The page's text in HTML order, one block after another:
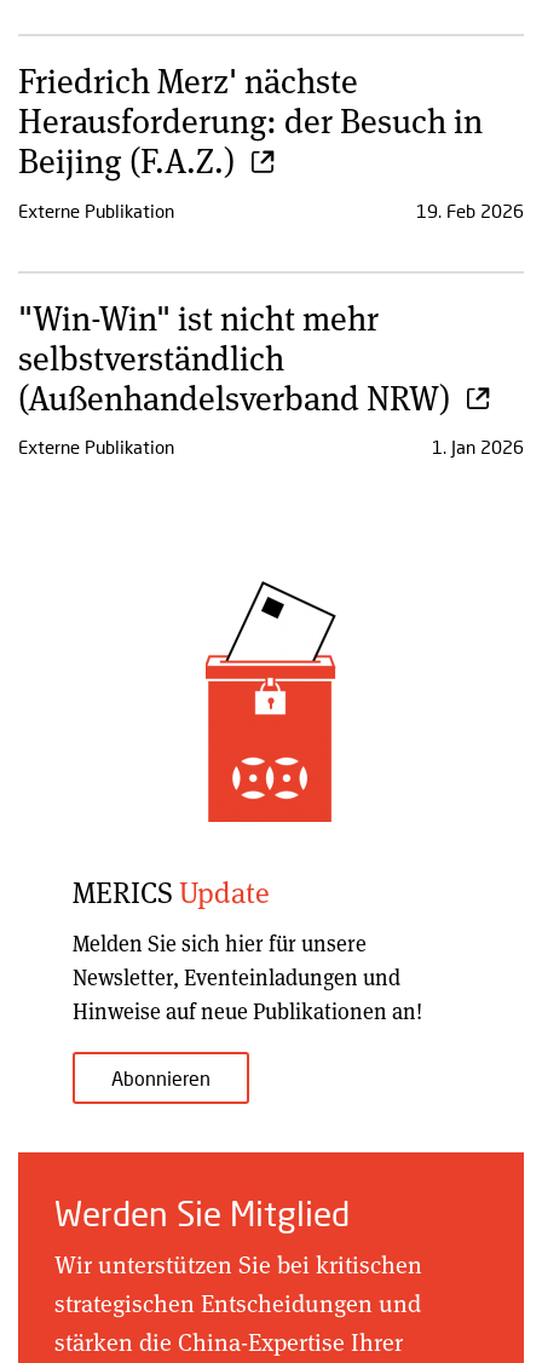
Friedrich Merz' nächste
Herausforderung: der Besuch in
Beijing (F.A.Z.)
Externe Publikation 19. Feb 2026
"Win-Win" ist nicht mehr
selbstverständlich
(Außenhandelsverband NRW)
Externe Publikation 1. Jan 2026
MERICSUpdate
Melden Sie sich hier für unsere
Newsletter, Eventeinladungen und
Hinweise auf neue Publikationen an!
Abonnieren
Werden Sie Mitglied
Wir unterstützen Sie bei kritischen
strategischen Entscheidungen und
stärken die China-Expertise Ihrer